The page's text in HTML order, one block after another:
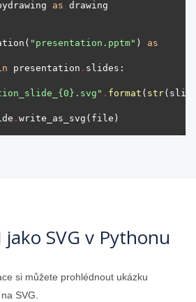
as
"presentation.pptm" ) as
presentation .
{0} .svg" . format ( str
slide
.
SVG v Pythonu
si můžete prohlédnout ukázku
SVG.